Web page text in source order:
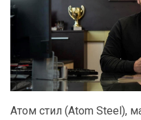
Атом стил (Atom Steel),